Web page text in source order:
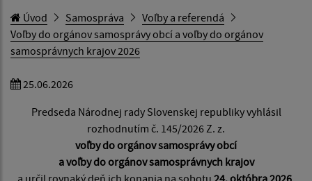
Úvod Samospráva
Voľby a referendá
Voľby do orgánov samosprávy obcí a voľby do orgánov
samosprávnych krajov 2026
25.06.2026
Predseda Národnej rady Slovenskej republiky vyhlásil
rozhodnutím č. 145/2026 Z. z.
voľby do orgánov samosprávy obcí
a voľby do orgánov samosprávnych krajov
a určil rovnaký deň ich konania na sobotu 24. októbra 2026.